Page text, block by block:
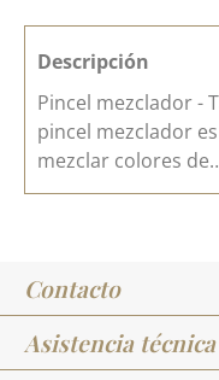
Descripción
Pincel mezclador -
pincel mezclador
mezclar colores
Contacto
Asistencia